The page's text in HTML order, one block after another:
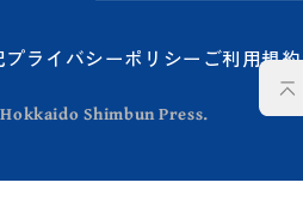
プライバシーポリシー ご利用規約
Shimbun Press.